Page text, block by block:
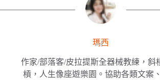
瑪西
作家/部落客/皮拉提斯全器械教練，斜
槓，人生像座遊樂園。協助各類文案